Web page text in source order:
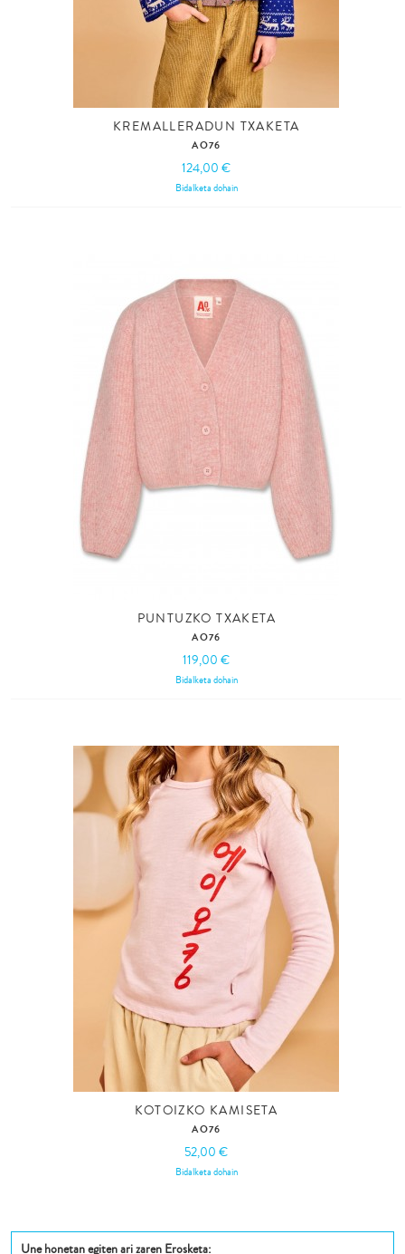
KREMALLERADUN TXAKETA
AO76
124,00 €
Bidalketa dohain
PUNTUZKO TXAKETA
AO76
119,00 €
Bidalketa dohain
KOTOIZKO KAMISETA
AO76
52,00 €
Bidalketa dohain
Une honetan egiten ari zaren Erosketa: